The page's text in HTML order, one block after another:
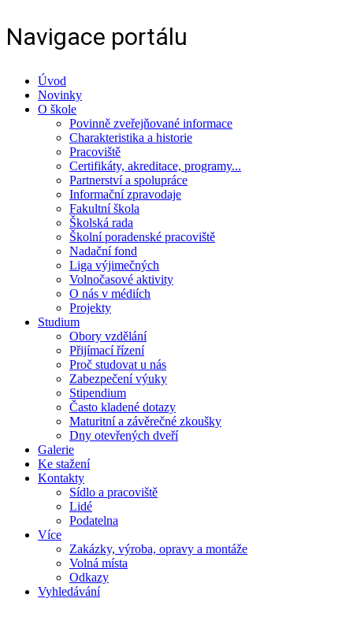
Navigace portálu
Úvod
Novinky
O škole
Povinně zveřejňované informace
Charakteristika a historie
Pracoviště
Certifikáty, akreditace, programy...
Partnerství a spolupráce
Informační zpravodaje
Fakultní škola
Školská rada
Školní poradenské pracoviště
Nadační fond
Liga výjimečných
Volnočasové aktivity
O nás v médiích
Projekty
Studium
Obory vzdělání
Přijímací řízení
Proč studovat u nás
Zabezpečení výuky
Stipendium
Často kladené dotazy
Maturitní a závěrečné zkoušky
Dny otevřených dveří
Galerie
Ke stažení
Kontakty
Sídlo a pracoviště
Lidé
Podatelna
Více
Zakázky, výroba, opravy a montáže
Volná místa
Odkazy
Vyhledávání